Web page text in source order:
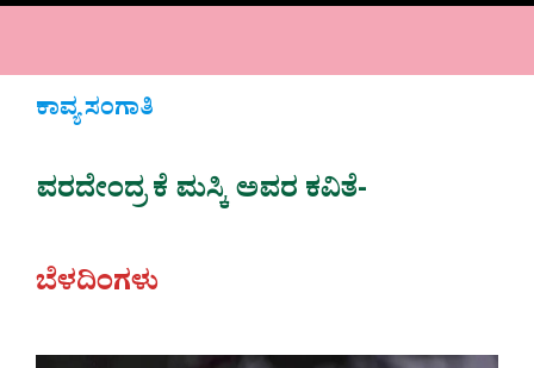
ಕಾವ್ಯ ಸಂಗಾತಿ
ವರದೇಂದ್ರ ಕೆ ಮಸ್ಕಿ ಅವರ ಕವಿತೆ-
ಬೆಳದಿಂಗಳು